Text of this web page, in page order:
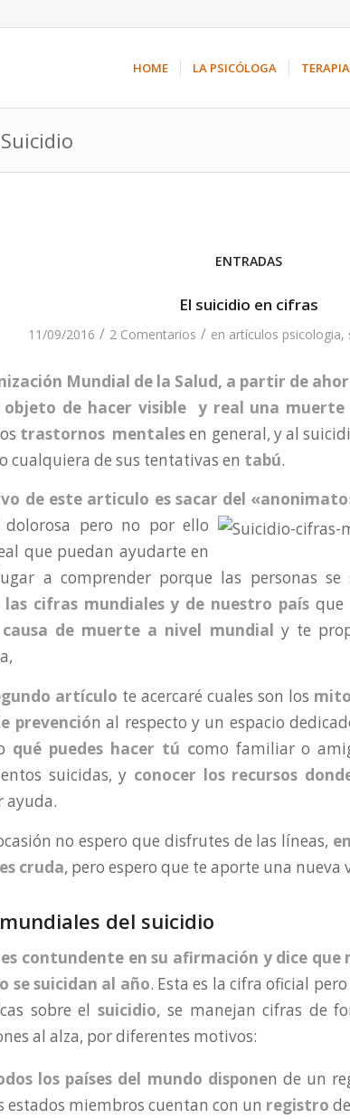
HOME LA PSICÓLOGA
ENTRADAS
El suicidio en cifras
11/09/2016 / 2 Comentarios / en artículos psicologia,
Mundial de la Salud, a partir de
objeto de hacer visible y real una muerte
trastornos mentalesen general, y al
o cualquiera de sus tentativas en tabú.
de este articulo es sacar del
dolorosa pero no por ello
que puedan ayudarte en
a comprender porque las personas se
las cifras mundiales y de nuestro país que
de muerte a nivel mundial y te
artículo te acercaré cuales son los
prevención al respecto y un espacio
qué puedes hacer tú como familiar o
suicidas, y conocer los recursos
ayuda.
no espero que disfrutes de las líneas,
cruda, pero espero que te aporte una
del suicidio
es contundente en su afirmación y dice que
se suicidan al año. Esta es la cifra oficial
sobre el suicidio, se manejan cifras de
al alza, por diferentes motivos:
los países del mundo disponen de un
estados miembros cuentan con un registro